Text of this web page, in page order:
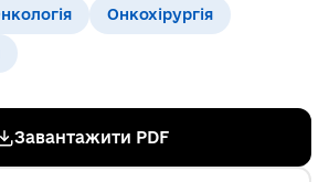
Онкохірургія
Завантажити PDF